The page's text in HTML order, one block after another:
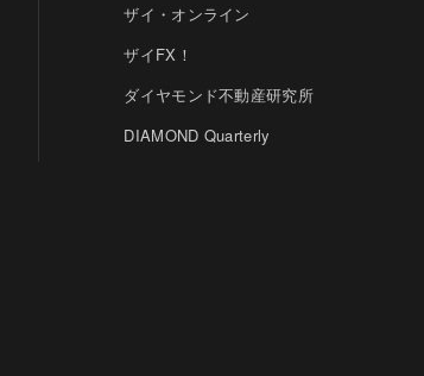
ザイ・オンライン
ザイFX！
ダイヤモンド不動産研究所
DIAMOND Quarterly